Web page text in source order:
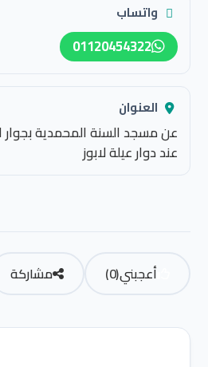
واتساب
01120454322
العنوان
عن مسجد السنة المحمدية
عند دوار عيلة لابوز
أعجبني(
0
) مشاركة